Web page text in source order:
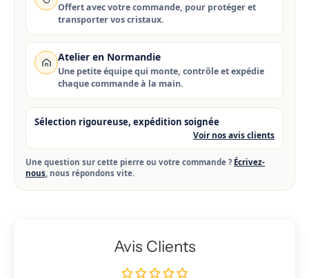
Offert avec votre commande, pour protéger et
transporter vos cristaux.
Atelier en Normandie
Une petite équipe qui monte, contrôle et expédie
chaque commande à la main.
Sélection rigoureuse, expédition soignée
Voir nos avis clients
Une question sur cette pierre ou votre commande ? Écrivez-
nous , nous répondons vite.
Avis Clients